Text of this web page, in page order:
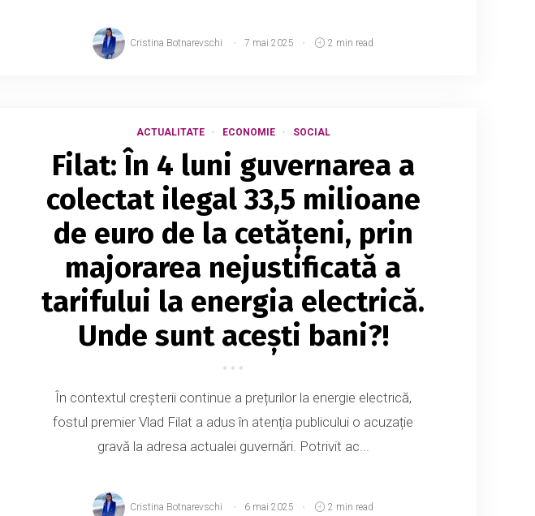
Cristina Botnarevschi 7 mai 2025 2 min read
ACTUALITATE ECONOMIE SOCIAL
Filat: În 4 luni guvernarea a
colectat ilegal 33,5 milioane
de euro de la cetățeni, prin
majorarea nejustificată a
tarifului la energia electrică.
Unde sunt acești bani?!
În contextul creșterii continue a prețurilor la energie electrică,
fostul premier Vlad Filat a adus în atenția publicului o acuzație
gravă la adresa actualei guvernări. Potrivit ac...
Cristina Botnarevschi 6 mai 2025 2 min read